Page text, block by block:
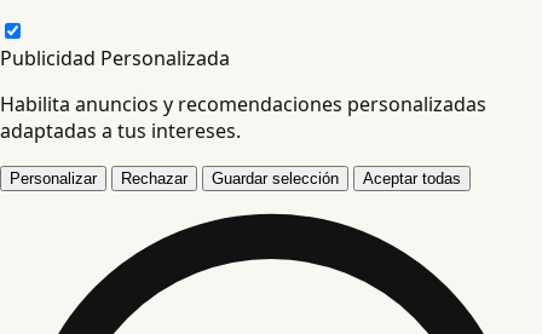
Publicidad Personalizada
Habilita anuncios y recomendaciones personalizadas
adaptadas a tus intereses.
Personalizar Rechazar Guardar selección Aceptar todas